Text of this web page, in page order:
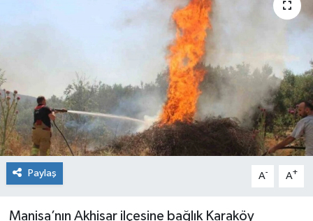
Paylaş A- A+
Manisa’nın Akhisar ilçesine bağlık Karaköy